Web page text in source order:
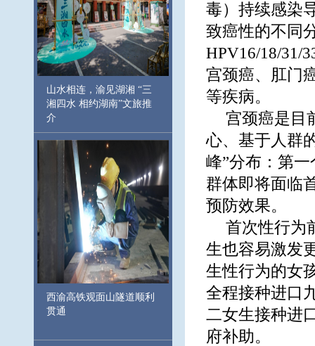
山水相连，渝见湖湘 “三
湘四水 相约湖南”文旅推
介
西渝高铁观面山隧道顺利
贯通
毒）持续感染
致癌性的不同
HPV16/18/31/
宫颈癌、肛门
等疾病。
宫颈癌是目
心、基于人群
峰”分布：第
群体即将面临
预防效果。
首次性行为
生也容易激发
生性行为的女
全程接种进口
二女生接种进
府补助。